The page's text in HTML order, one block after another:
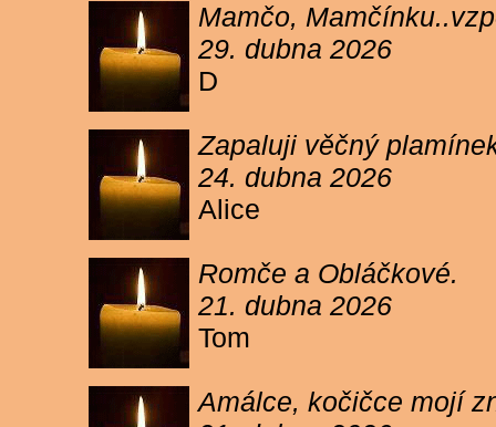
Mamčo,
29. dubna 2026
D
Zapaluji věčný
24. dubna 2026
Alice
Romče a Obláčkové.
21. dubna 2026
Tom
Amálce, kočičce mojí